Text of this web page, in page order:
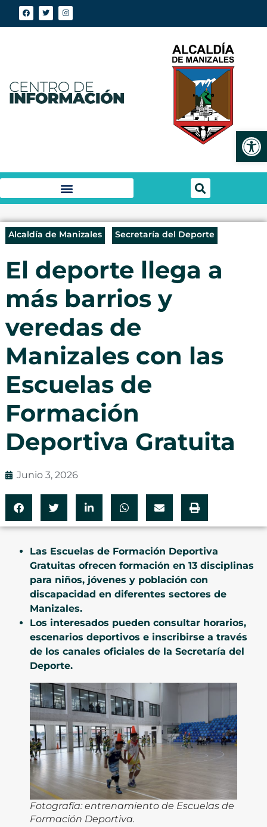
Alcaldía de Manizales Secretaría del Deporte
El deporte llega a
más barrios y
veredas de
Manizales con las
Escuelas de
Formación
Deportiva Gratuita
Junio 3, 2026
Las Escuelas de Formación Deportiva
Gratuitas ofrecen formación en 13 disciplinas
para niños, jóvenes y población con
discapacidad en diferentes sectores de
Manizales.
Los interesados pueden consultar horarios,
escenarios deportivos e inscribirse a través
de los canales oficiales de la Secretaría del
Deporte.
Fotografía: entrenamiento de Escuelas de
Formación Deportiva.